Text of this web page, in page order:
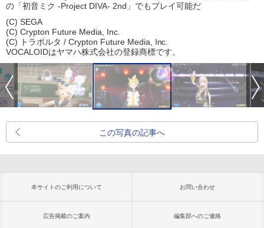
の「初音ミク -Project DIVA- 2nd」でもプレイ可能だ
(C) SEGA
(C) Crypton Future Media, Inc.
(C) トラボルタ / Crypton Future Media, Inc.
VOCALOIDはヤマハ株式会社の登録商標です。
この写真の記事へ
本サイトのご利用について お問い合わせ
広告掲載のご案内 編集部へのご連絡